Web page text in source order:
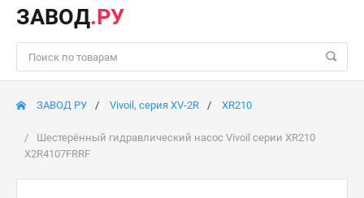
ЗАВОД.РУ
ЗАВОД РУ Vivoil, серия XV-2R XR210
Шестерённый гидравлический насос Vivoil серии XR210
X2R4107FRRF